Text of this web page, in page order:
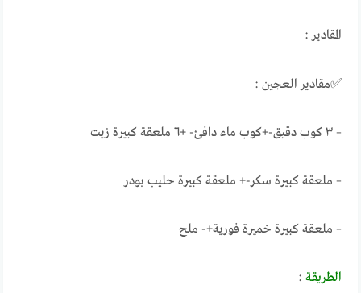
المقادير :
✅مقادير العجين :
– ٣ كوب دقيق-+كوب ماء دافئ- +٦ ملعقة كبيرة زيت
– ملعقة كبيرة سكر-+ ملعقة كبيرة حليب بودر
– ملعقة كبيرة خميرة فورية+- ملح
الطريقة :